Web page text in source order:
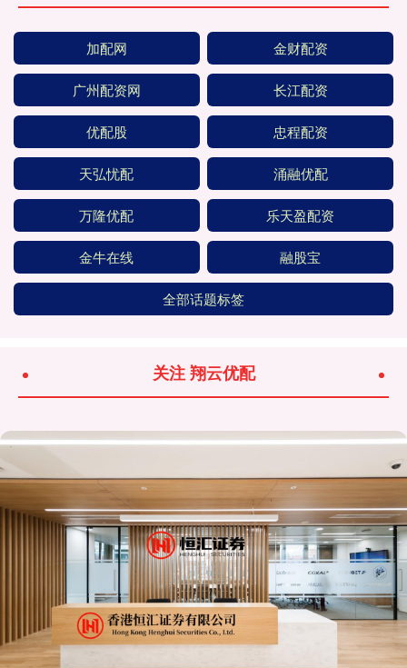
加配网 金财配资
广州配资网 长江配资
优配股 忠程配资
天弘忧配 涌融优配
万隆优配 乐天盈配资
金牛在线 融股宝
全部话题标签
关注 翔云优配